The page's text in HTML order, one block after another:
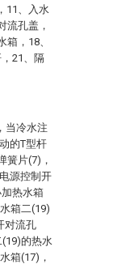
11、入水
流孔盖，
，18、
21、隔
当冷水注
的T型杆
簧片(7)，
源控制开
热水箱
箱二(19)
对流孔
的热水
箱(17)，